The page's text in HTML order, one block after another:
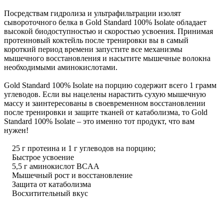
Посредствам гидролиза и ультрафильтрации изолят
сывороточного белка в Gold Standard 100% Isolate обладает
высокой биодоступностью и скоростью усвоения. Принимая
протеиновый коктейль после тренировки вы в самый
короткий период времени запустите все механизмы
мышечного восстановления и насытите мышечные волокна
необходимыми аминокислотами.
Gold Standard 100% Isolate на порцию содержит всего 1 грамм
углеводов. Если вы нацелены нарастить сухую мышечную
массу и заинтересованы в своевременном восстановлении
после тренировки и защите тканей от катаболизма, то Gold
Standard 100% Isolate – это именно тот продукт, что вам
нужен!
25 г протеина и 1 г углеводов на порцию;
Быстрое усвоение
5,5 г аминокислот BCAA
Мышечный рост и восстановление
Защита от катаболизма
Восхитительный вкус